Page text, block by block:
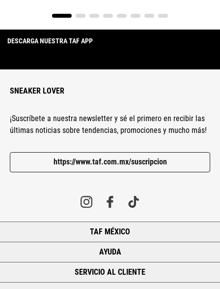
DESCARGA NUESTRA TAF APP
SNEAKER LOVER
¡Suscríbete a nuestra newsletter y sé el primero en recibir las
últimas noticias sobre tendencias, promociones y mucho más!
https://www.taf.com.mx/suscripcion
TAF MÉXICO
AYUDA
SERVICIO AL CLIENTE